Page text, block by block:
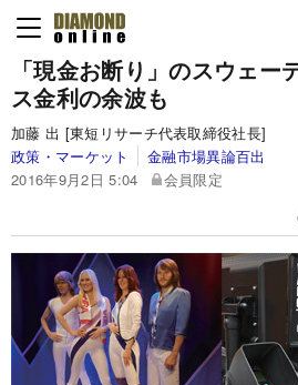
「現金お断り」のスウェー
ス金利の余波も
加藤 出 [東短リサーチ代表取締役社長]
政策・マーケット
金融市場異論百出
2016年9月2日 5:04
会員限定